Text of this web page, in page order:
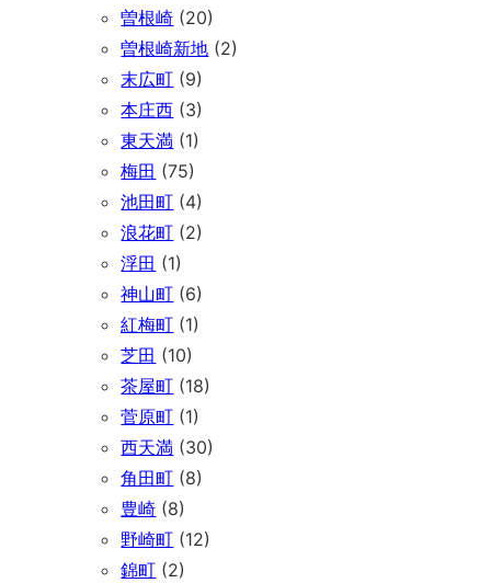
曽根崎 (20)
曽根崎新地 (2)
末広町 (9)
本庄西 (3)
東天満 (1)
梅田 (75)
池田町 (4)
浪花町 (2)
浮田 (1)
神山町 (6)
紅梅町 (1)
芝田 (10)
茶屋町 (18)
菅原町 (1)
西天満 (30)
角田町 (8)
豊崎 (8)
野崎町 (12)
錦町 (2)